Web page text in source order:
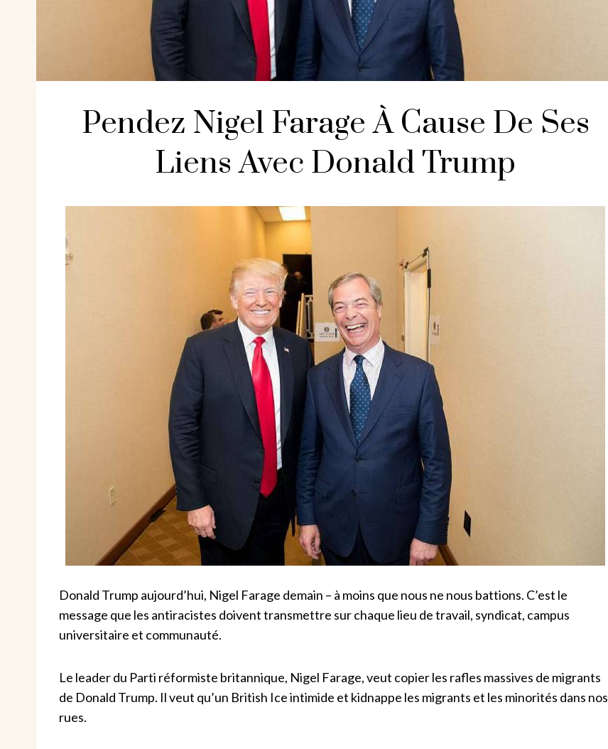
Pendez Nigel Farage À Cause De Ses
Liens Avec Donald Trump
Donald Trump aujourd’hui, Nigel Farage demain – à moins que nous ne nous battions. C’est le
message que les antiracistes doivent transmettre sur chaque lieu de travail, syndicat, campus
universitaire et communauté.
Le leader du Parti réformiste britannique, Nigel Farage, veut copier les rafles massives de migrants
de Donald Trump. Il veut qu’un British Ice intimide et kidnappe les migrants et les minorités dans nos
rues.